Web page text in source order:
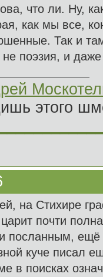
что ли. Ну,
как мы все,
Так и
не поэзия, и
этого
на Стихире
почти
посланным, ещё
куче писал
в поисках